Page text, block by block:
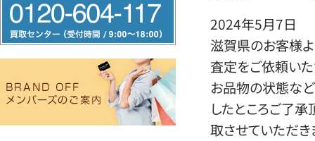
リ
ー
ヤ
2024年5月7日
滋賀県のお客様よ
査定をご依頼いた
お品物の状態など
したところご了
取させていただき